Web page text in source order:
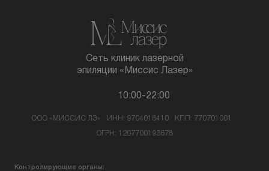
Сеть клиник лазерной
эпиляции «Миссис Лазер»
10:00-22:00
ООО «МИССИС ЛЭ» ИНН: 9704018410 КПП: 770701001
ОГРН: 1207700193678
Контролирующие органы: